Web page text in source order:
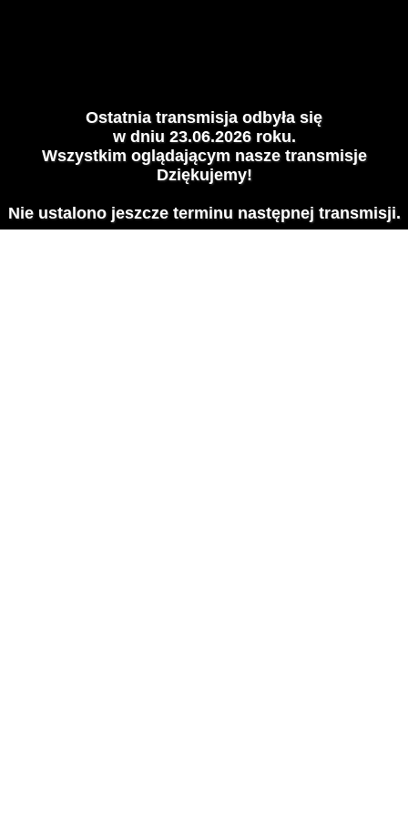
Ostatnia transmisja odbyła się
w dniu 23.06.2026 roku.
Wszystkim oglądającym nasze transmisje
Dziękujemy!
Nie ustalono jeszcze terminu następnej transmisji.